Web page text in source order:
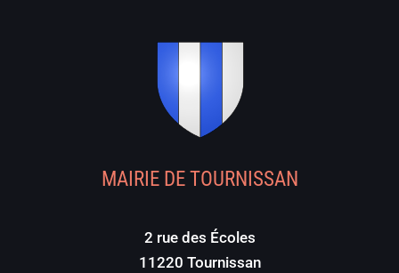
MAIRIE DE TOURNISSAN
2 rue des Écoles
11220 Tournissan